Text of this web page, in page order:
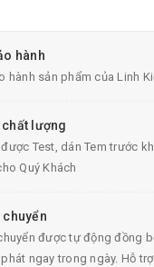
CD4093 Chân Cắm
hành
hành sản phẩm của Linh
lượng
Test, dán Tem trước
Quý Khách
chuyển
được tự động đồng
ngay trong ngày. Hỗ